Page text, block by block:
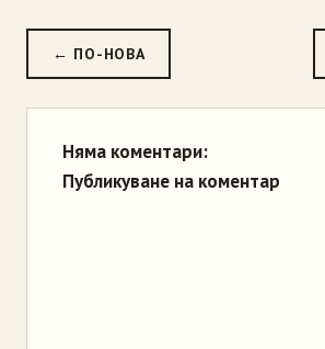
← ПО-НОВА
Няма коментари:
Публикуване на коментар